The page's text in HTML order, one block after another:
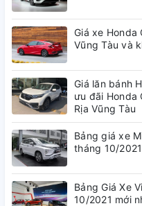
Giá xe Honda
Vũng Tàu và
Giá lăn bánh
ưu đãi Honda
Rịa Vũng Tàu
Bảng giá xe
tháng 10/
Bảng Giá Xe
10/2021 mới